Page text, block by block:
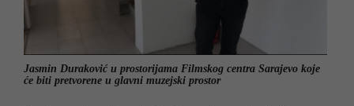
Jasmin Duraković u prostorijama Filmskog centra Sarajevo koje
će biti pretvorene u glavni muzejski prostor